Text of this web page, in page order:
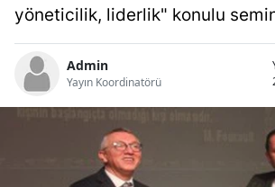
yöneticilik, liderlik" konulu
Admin
Yayın Koordinatörü